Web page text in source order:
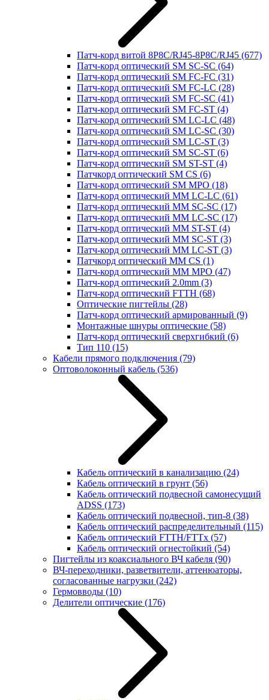
Патч-корд витой 8P8C/RJ45-8P8C/RJ45 (677)
Патч-корд оптический SM SC-SC (64)
Патч-корд оптический SM FC-FC (31)
Патч-корд оптический SM FC-LC (28)
Патч-корд оптический SM FC-SC (41)
Патч-корд оптический SM FC-ST (4)
Патч-корд оптический SM LC-LC (48)
Патч-корд оптический SM LC-SC (30)
Патч-корд оптический SM LC-ST (3)
Патч-корд оптический SM SC-ST (6)
Патч-корд оптический SM ST-ST (4)
Патчкорд оптический SM CS (6)
Патч-корд оптический SM MPO (18)
Патч-корд оптический MM LC-LC (61)
Патч-корд оптический MM SC-SC (17)
Патч-корд оптический MM LC-SC (17)
Патч-корд оптический MM ST-ST (4)
Патч-корд оптический MM SC-ST (3)
Патч-корд оптический MM LC-ST (3)
Патчкорд оптический MM CS (1)
Патч-корд оптический MM MPO (47)
Патч-корд оптический 2.0mm (3)
Патч-корд оптический FTTH (68)
Оптические пигтейлы (28)
Патч-корд оптический армированный (9)
Монтажные шнуры оптические (58)
Патч-корд оптический сверхгибкий (6)
Тип 110 (15)
Кабели прямого подключения (79)
Оптоволоконный кабель (536)
Кабель оптический в канализацию (24)
Кабель оптический в грунт (56)
Кабель оптический подвесной самонесущий
ADSS (173)
Кабель оптический подвесной, тип-8 (38)
Кабель оптический распределительный (115)
Кабель оптический FTTH/FTTx (57)
Кабель оптический огнестойкий (54)
Пигтейлы из коаксиального ВЧ кабеля (90)
ВЧ-переходники, разветвители, аттенюаторы,
согласованные нагрузки (242)
Гермовводы (10)
Делители оптические (176)